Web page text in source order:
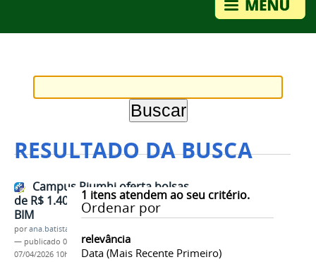
RESULTADO DA BUSCA
1 itens atendem ao seu critério.
Ordenar por
relevância
Data (mais Recente Primeiro)
Campus Piumhi oferta bolsas
de R$ 1.400 para especialistas em
BIM
porana.batista
— publicado 07/04/2026—última modificação
07/04/2026 10h41